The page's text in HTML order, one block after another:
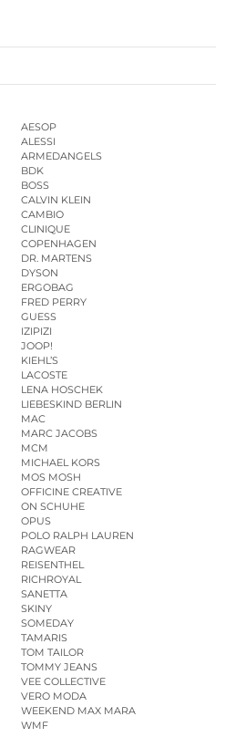
AESOP
ALESSI
ARMEDANGELS
BDK
BOSS
CALVIN KLEIN
CAMBIO
CLINIQUE
COPENHAGEN
DR. MARTENS
DYSON
ERGOBAG
FRED PERRY
GUESS
IZIPIZI
JOOP!
KIEHL’S
LACOSTE
LENA HOSCHEK
LIEBESKIND BERLIN
MAC
MARC JACOBS
MCM
MICHAEL KORS
MOS MOSH
OFFICINE CREATIVE
ON SCHUHE
OPUS
POLO RALPH LAUREN
RAGWEAR
REISENTHEL
RICHROYAL
SANETTA
SKINY
SOMEDAY
TAMARIS
TOM TAILOR
TOMMY JEANS
VEE COLLECTIVE
VERO MODA
WEEKEND MAX MARA
WMF